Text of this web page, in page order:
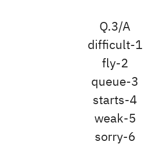
Q.3/A
1-difficult
2-fly
3-queue
4-starts
5-weak
6-sorry